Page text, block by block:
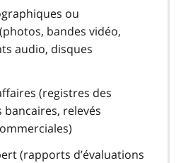
ou
bandes vidéo,
audio, disques
(registres des
bancaires, relevés
(rapports d’évaluations